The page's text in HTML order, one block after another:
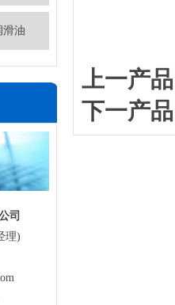
滑油
司
理)
上一产
下一产